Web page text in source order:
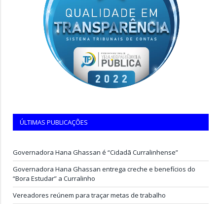
ÚLTIMAS PUBLICAÇÕES
Governadora Hana Ghassan é “Cidadã Curralinhense”
Governadora Hana Ghassan entrega creche e benefícios do
“Bora Estudar” a Curralinho
Vereadores reúnem para traçar metas de trabalho